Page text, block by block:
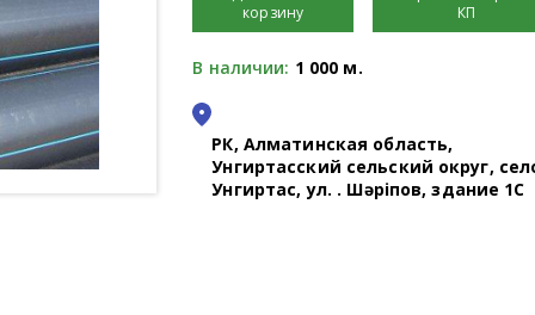
корзину
КП
В наличии: 1 000 м.
РК, Алматинская область,
Унгиртасский сельский округ,
Унгиртас, ул. Қ. Шәріпов, здание 1С